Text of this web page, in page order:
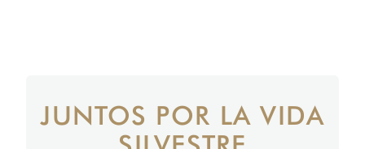
JUNTOS POR LA VIDA